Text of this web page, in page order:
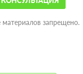
материалов запрещено.